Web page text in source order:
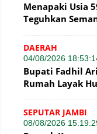
Menapaki Usia
Teguhkan
DAERAH
04/08/2026
Bupati Fadhil
Rumah Layak
SEPUTAR JAMBI
08/08/2026